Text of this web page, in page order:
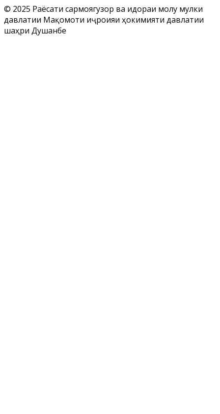
© 2025 Раёсати сармоягузорӣ ва идораи молу мулки
давлатии Мақомоти иҷроияи ҳокимияти давлатии
шаҳри Душанбе